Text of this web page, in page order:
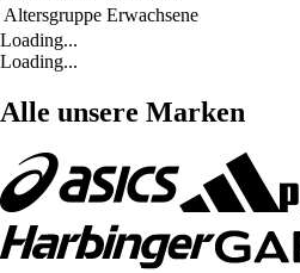
Altersgruppe Erwachsene
Loading...
Loading...
Alle unsere Marken